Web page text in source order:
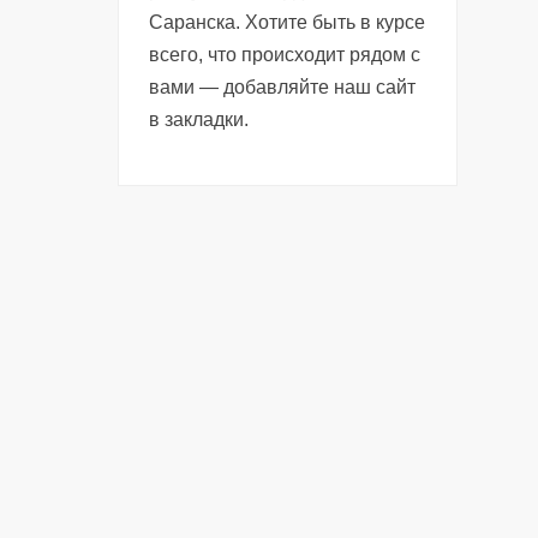
Саранска. Хотите быть в курсе
всего, что происходит рядом с
вами — добавляйте наш сайт
в закладки.